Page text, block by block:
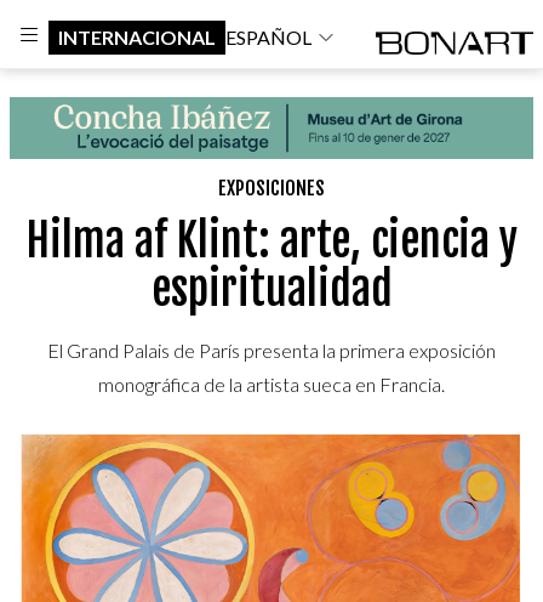
INTERNACIONAL ESPAÑOL
EXPOSICIONES
Hilma af Klint: arte, ciencia y
espiritualidad
El Grand Palais de París presenta la primera exposición
monográfica de la artista sueca en Francia.